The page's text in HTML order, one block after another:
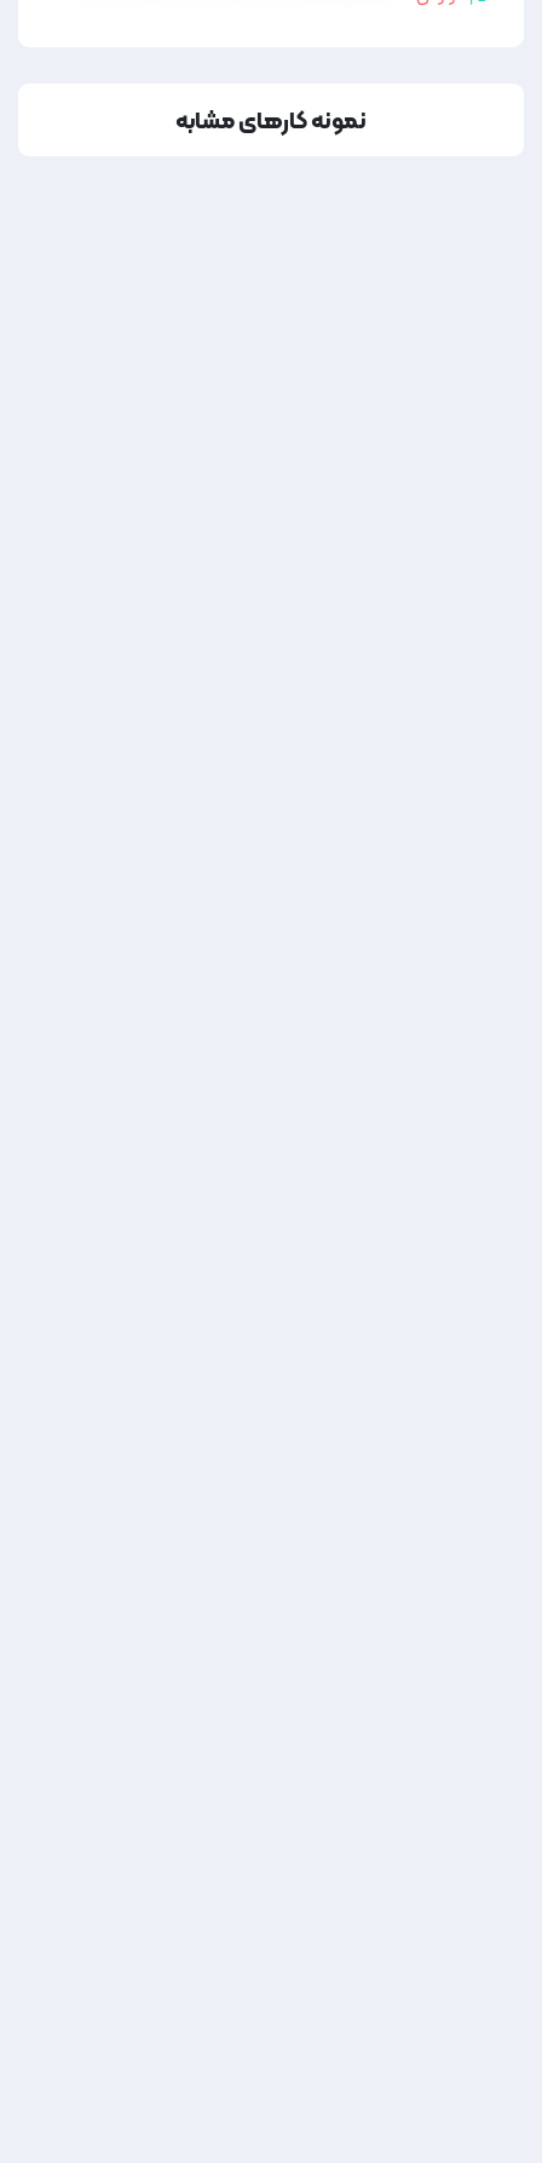
نمونه کارهای مشابه